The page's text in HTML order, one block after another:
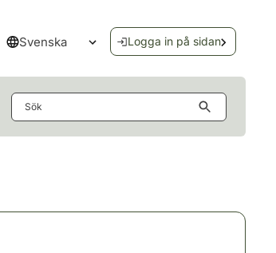
Svenska
Öppna språkmenyn
Logga in på sidan